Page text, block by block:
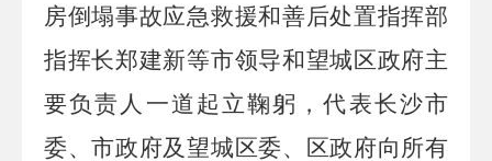
房倒塌事故应急救援和善后处置指挥部
指挥长郑建新等市领导和望城区政府主
要负责人一道起立鞠躬，代表长沙市
委、市政府及望城区委、区政府向所有